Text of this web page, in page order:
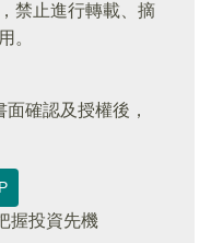
禁止進行轉載、摘
。
面確認及授權後，
握投資先機